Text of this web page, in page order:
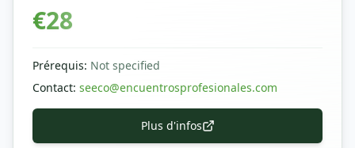
€28
Prérequis: Not specified
Contact: seeco@encuentrosprofesionales.com
Plus d'infos